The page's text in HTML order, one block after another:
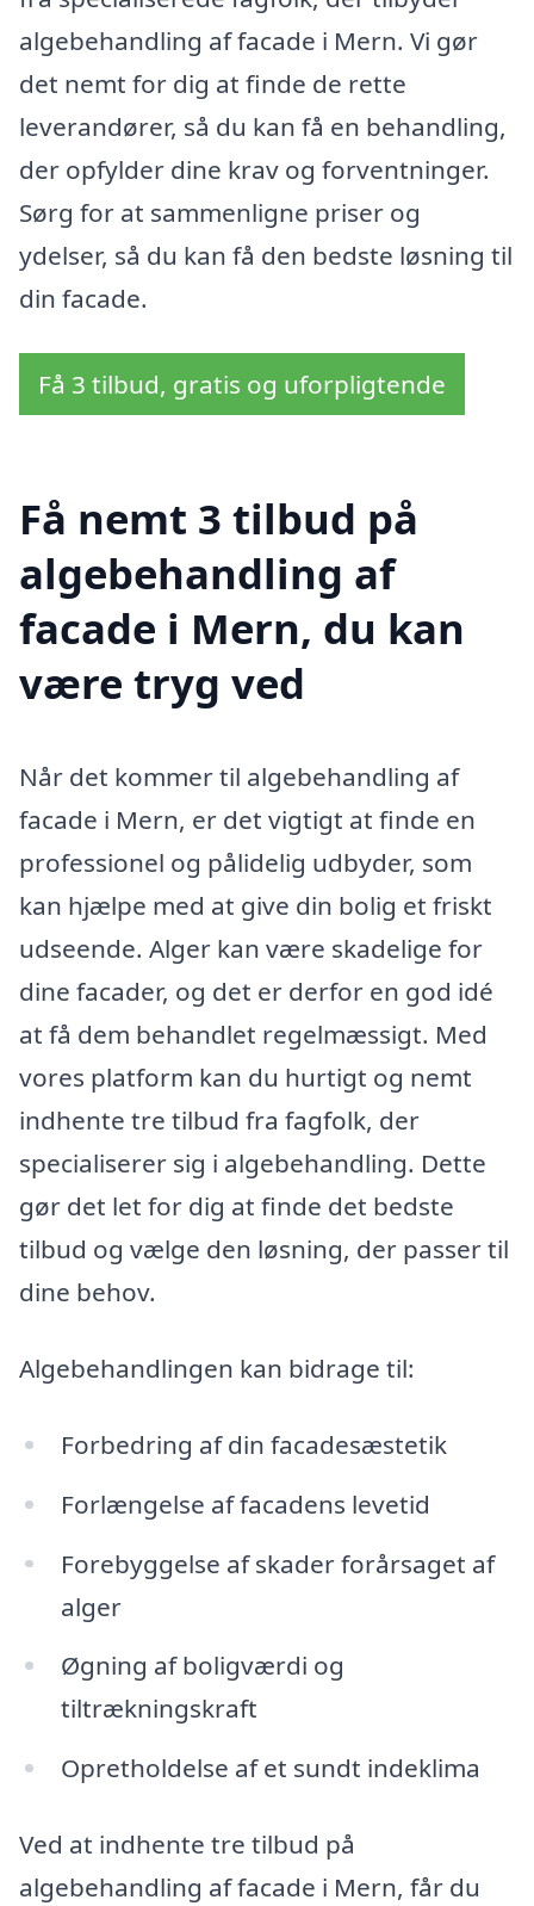
algebehandling af facade i Mern. Vi gør
det nemt for dig at finde de rette
leverandører, så du kan få en behandling,
der opfylder dine krav og forventninger.
Sørg for at sammenligne priser og
ydelser, så du kan få den bedste løsning til
din facade.
Få 3 tilbud, gratis og uforpligtende
Få nemt 3 tilbud på
algebehandling af
facade i Mern, du kan
være tryg ved
Når det kommer til algebehandling af
facade i Mern, er det vigtigt at finde en
professionel og pålidelig udbyder, som
kan hjælpe med at give din bolig et friskt
udseende. Alger kan være skadelige for
dine facader, og det er derfor en god idé
at få dem behandlet regelmæssigt. Med
vores platform kan du hurtigt og nemt
indhente tre tilbud fra fagfolk, der
specialiserer sig i algebehandling. Dette
gør det let for dig at finde det bedste
tilbud og vælge den løsning, der passer til
dine behov.
Algebehandlingen kan bidrage til:
Forbedring af din facadesæstetik
Forlængelse af facadens levetid
Forebyggelse af skader forårsaget af
alger
Øgning af boligværdi og
tiltrækningskraft
Opretholdelse af et sundt indeklima
Ved at indhente tre tilbud på
algebehandling af facade i Mern, får du